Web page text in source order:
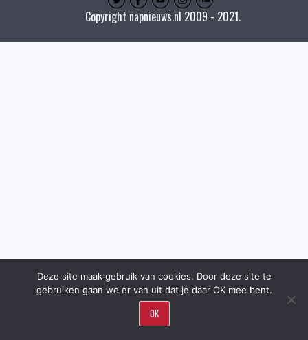
Copyright napnieuws.nl 2009 - 2021.
Deze site maak gebruik van cookies. Door deze site te
gebruiken gaan we er van uit dat je daar OK mee bent.
OK